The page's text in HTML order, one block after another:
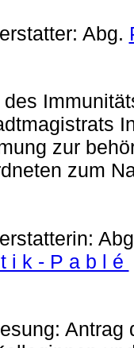
Abg.
des
zur
zum
i k - P a b l é
Antrag